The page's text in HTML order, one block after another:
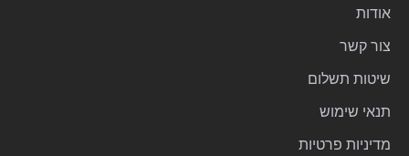
אודות
צור קשר
שיטות תשלום
תנאי שימוש
מדיניות פרטיות